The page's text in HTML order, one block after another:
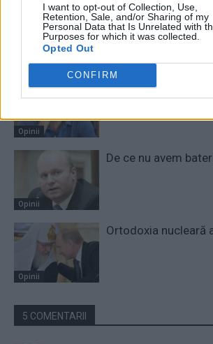
I want to opt-out of Collection, Use,
Retention, Sale, and/or Sharing of my
Personal Data that Is Unrelated with
Purposes for which it was collected.
Opted Out
CONFIRM
RELATED ARTICLES
Opinii
Să vă amintesc cine
Opinii
De ce nu avem
Opinii
Ortodoxia nucleară
5 COMENTARII